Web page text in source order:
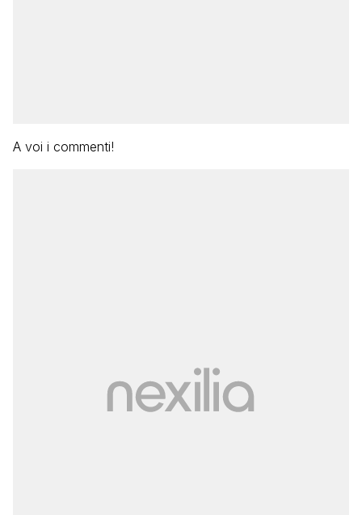
A voi i commenti!